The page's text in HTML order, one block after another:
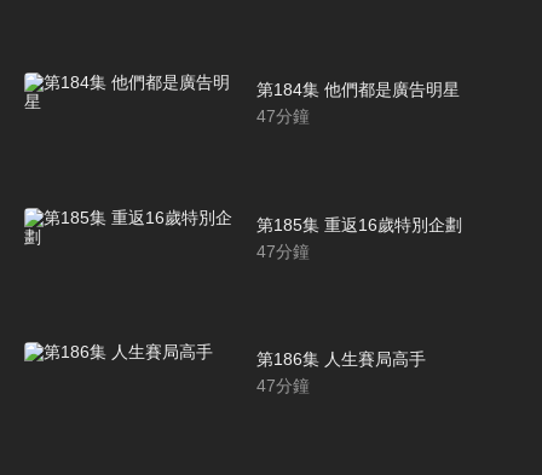
第184集 他們都是廣告明星
47分鐘
第185集 重返16歲特別企劃
47分鐘
第186集 人生賽局高手
47分鐘